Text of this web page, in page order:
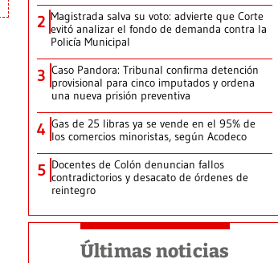
2 Magistrada salva su voto: advierte que Corte
evitó analizar el fondo de demanda contra la
Policía Municipal
3 Caso Pandora: Tribunal confirma detención
provisional para cinco imputados y ordena
una nueva prisión preventiva
4 Gas de 25 libras ya se vende en el 95% de
los comercios minoristas, según Acodeco
5 Docentes de Colón denuncian fallos
contradictorios y desacato de órdenes de
reintegro
Últimas noticias